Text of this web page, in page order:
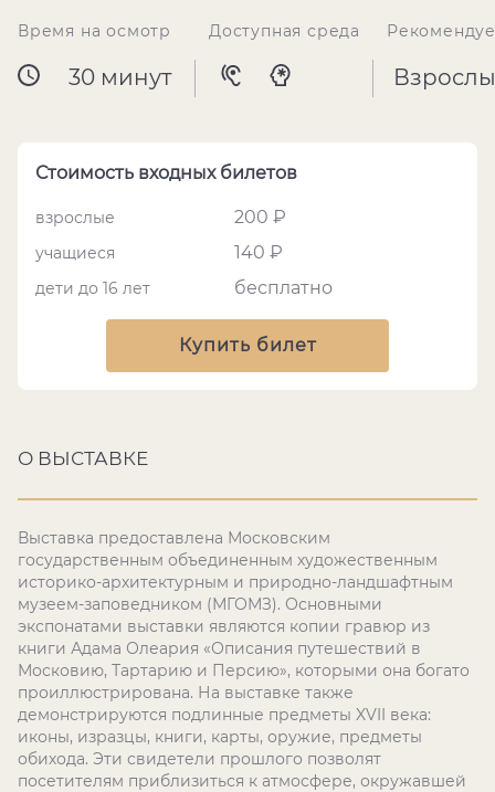
Время на осмотр
30 минут
Доступная среда
Стоимость входных билетов
взрослые 200 ₽
учащиеся 140 ₽
дети до 16 лет бесплатно
Купить билет
О ВЫСТАВКЕ
Выставка предоставлена Московским
государственным объединенным художественным
историко-архитектурным и природно-ландшафтным
музеем-заповедником (МГОМЗ). Основными
экспонатами выставки являются копии гравюр из
книги Адама Олеария «Описания путешествий в
Московию, Тартарию и Персию», которыми она богато
проиллюстрирована. На выставке также
демонстрируются подлинные предметы XVII века:
иконы, изразцы, книги, карты, оружие, предметы
обихода. Эти свидетели прошлого позволят
посетителям приблизиться к атмосфере, окружавшей